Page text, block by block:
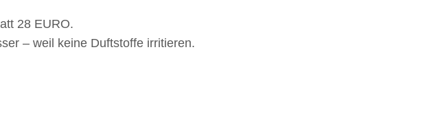
28 EURO.
– weil keine Duftstoffe irritieren.